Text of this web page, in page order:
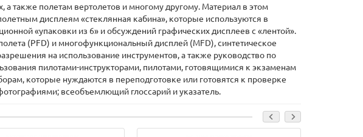
также полетам вертолетов и многому другому. Материал в этом
дисплеям «стеклянная кабина», которые используются в
«упаковки из 6» и обсуждений графических дисплеев с «лентой».
(PFD) и многофункциональный дисплей (MFD), синтетическое
на использование инструментов, а также руководство по
пилотами-инструкторами, пилотами, готовящимися к экзаменам
которые нуждаются в переподготовке или готовятся к проверке
всеобъемлющий глоссарий и указатель.